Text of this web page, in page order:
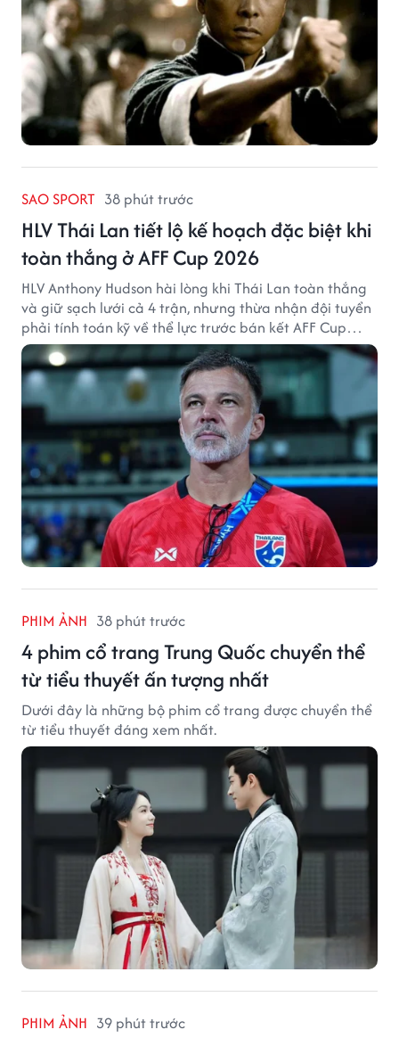
SAO SPORT 38 phút trước
HLV Thái Lan tiết lộ kế hoạch đặc biệt khi
toàn thắng ở AFF Cup 2026
HLV Anthony Hudson hài lòng khi Thái Lan toàn thắng
và giữ sạch lưới cả 4 trận, nhưng thừa nhận đội tuyển
phải tính toán kỹ về thể lực trước bán kết AFF Cup
2026.
PHIM ẢNH 38 phút trước
4 phim cổ trang Trung Quốc chuyển thể
từ tiểu thuyết ấn tượng nhất
Dưới đây là những bộ phim cổ trang được chuyển thể
từ tiểu thuyết đáng xem nhất.
PHIM ẢNH 39 phút trước